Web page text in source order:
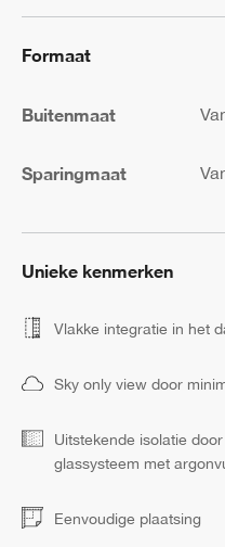
Formaat
Buitenmaat
Sparingmaat
Unieke kenmerken
Vlakke integratie in het
Sky only view door
Uitstekende isolatie
glassysteem met
Eenvoudige plaatsing